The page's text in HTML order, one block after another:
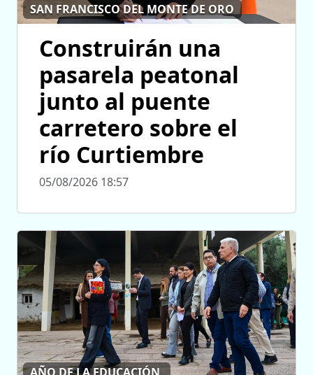
SAN FRANCISCO DEL MONTE DE ORO
Construirán una
pasarela peatonal
junto al puente
carretero sobre el
río Curtiembre
05/08/2026 18:57